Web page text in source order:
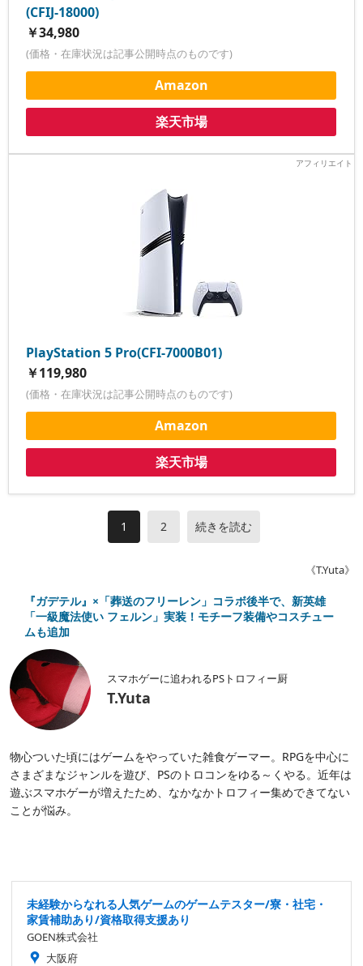
(CFIJ-18000)
￥34,980
(価格・在庫状況は記事公開時点のものです)
Amazon
楽天市場
PlayStation 5 Pro(CFI-7000B01)
￥119,980
(価格・在庫状況は記事公開時点のものです)
Amazon
楽天市場
1 2 続きを読む
《T.Yuta》
『ガデテル』×「葬送のフリーレン」コラボ後半で、新英雄
「一級魔法使い フェルン」実装！モチーフ装備やコスチュー
ムも追加
スマホゲーに追われるPSトロフィー厨
T.Yuta
物心ついた頃にはゲームをやっていた雑食ゲーマー。RPGを中心に
さまざまなジャンルを遊び、PSのトロコンをゆる～くやる。近年は
遊ぶスマホゲーが増えたため、なかなかトロフィー集めできてない
ことが悩み。
未経験からなれる人気ゲームのゲームテスター/寮・社宅・
家賃補助あり/資格取得支援あり
GOEN株式会社
大阪府